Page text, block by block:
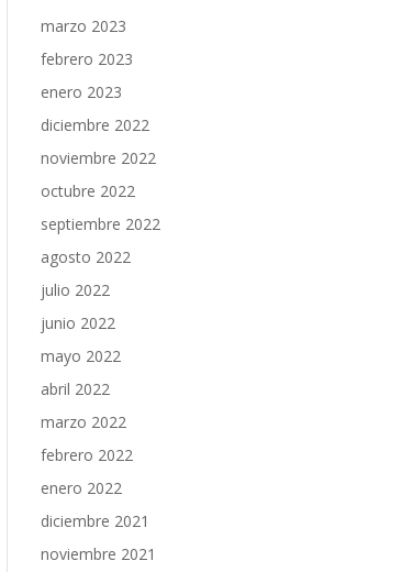
marzo 2023
febrero 2023
enero 2023
diciembre 2022
noviembre 2022
octubre 2022
septiembre 2022
agosto 2022
julio 2022
junio 2022
mayo 2022
abril 2022
marzo 2022
febrero 2022
enero 2022
diciembre 2021
noviembre 2021